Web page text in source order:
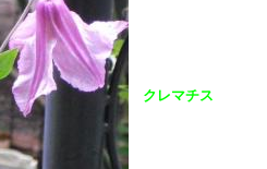
クレマチス